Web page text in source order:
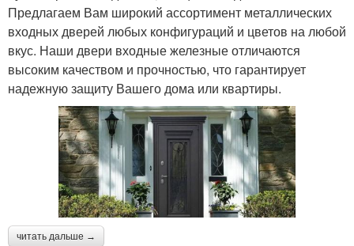
Предлагаем Вам широкий ассортимент металлических
входных дверей любых конфигураций и цветов на любой
вкус. Наши двери входные железные отличаются
высоким качеством и прочностью, что гарантирует
надежную защиту Вашего дома или квартиры.
читать дальше →